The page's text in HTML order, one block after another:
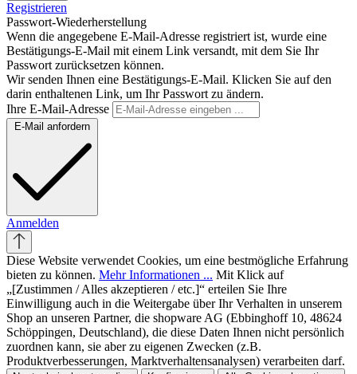
Registrieren
Passwort-Wiederherstellung
Wenn die angegebene E-Mail-Adresse registriert ist, wurde eine
Bestätigungs-E-Mail mit einem Link versandt, mit dem Sie Ihr
Passwort zurücksetzen können.
Wir senden Ihnen eine Bestätigungs-E-Mail. Klicken Sie auf den
darin enthaltenen Link, um Ihr Passwort zu ändern.
Ihre E-Mail-Adresse
E-Mail anfordern
Anmelden
Diese Website verwendet Cookies, um eine bestmögliche Erfahrung
bieten zu können. Mehr Informationen ... Mit Klick auf
„[Zustimmen / Alles akzeptieren / etc.]“ erteilen Sie Ihre
Einwilligung auch in die Weitergabe über Ihr Verhalten in unserem
Shop an unseren Partner, die shopware AG (Ebbinghoff 10, 48624
Schöppingen, Deutschland), die diese Daten Ihnen nicht persönlich
zuordnen kann, sie aber zu eigenen Zwecken (z.B.
Produktverbesserungen, Marktverhaltensanalysen) verarbeiten darf.